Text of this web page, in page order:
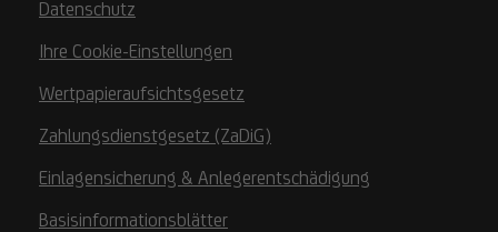
Datenschutz
Ihre Cookie-Einstellungen
Wertpapieraufsichtsgesetz
Zahlungsdienstgesetz (ZaDiG)
Einlagensicherung & Anlegerentschädigung
Basisinformationsblätter